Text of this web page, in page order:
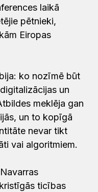
laikā
pētnieki,
Eiropas
ko nozīmē būt
un
meklēja gan
un to kopīgā
nevar tikt
vai algoritmiem.
ticības